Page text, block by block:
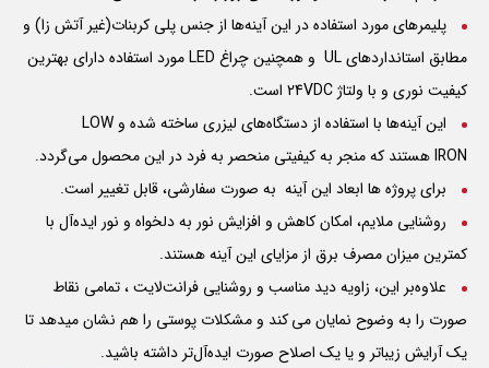
پلیمرهای مورد استفاده در این آینه‌ها از جنس پلی کربنات(غیر آتش زا) و
مطابق استانداردهایUL و همچنین چراغ LEDمورد استفاده دارای بهترین
کیفیت نوری و با ولتاژ 24VDC است.
این آینه‌ها با استفاده از دستگاه‌های لیزری ساخته شده و LOW
IRONهستند که منجر به کیفیتی منحصر به فرد در این محصول می‌گردد.
برای پروژه ها ابعاد این آینه به صورت سفارشی، قابل تغییر است.
روشنایی ملایم، امکان کاهش و افزایش نور به دلخواه و نور ایده‌آل با
کمترین میزان مصرف برق از مزایای این آینه هستند.
علاوه‌بر این، زاویه دید مناسب و روشنایی فرانت‌لایت ، تمامی نقاط
صورت را به وضوح نمایان می کند و مشکلات پوستی را هم نشان میدهد تا
یک آرایش زیباتر و یا یک اصلاح صورت ایده‌آل‌تر داشته باشید.